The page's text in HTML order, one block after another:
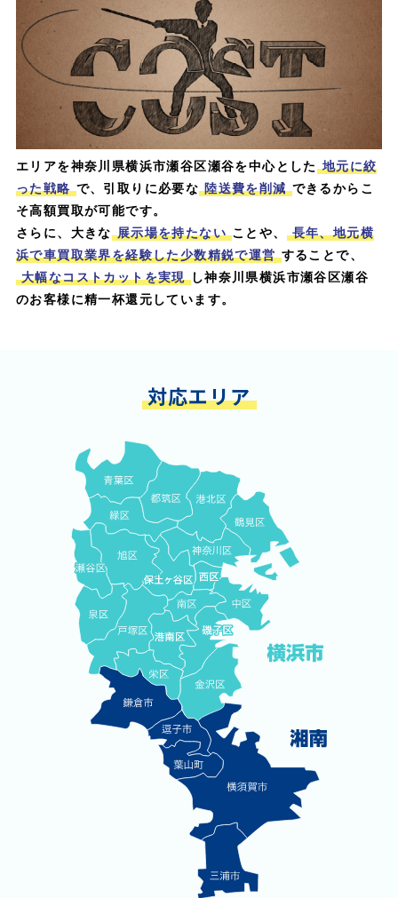
エリアを神奈川県横浜市瀬谷区瀬谷を中心とした 地元に絞
った戦略 で、引取りに必要な 陸送費を削減 できるからこ
そ高額買取が可能です。
さらに、大きな 展示場を持たない ことや、
長年、地元横
浜で車買取業界を経験した少数精鋭で運営 することで、
大幅なコストカットを実現 し神奈川県横浜市瀬谷区瀬谷
のお客様に精一杯還元しています。
対応エリア